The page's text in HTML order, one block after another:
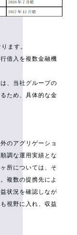
ます。
借入を複数金融機
、当社グループの
ため、具体的な金
のアグリゲーショ
調な運用実績とな
所については、そ
複数の提携先によ
状況を確認しなが
視野に入れ、収益